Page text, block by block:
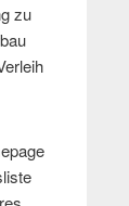
zu